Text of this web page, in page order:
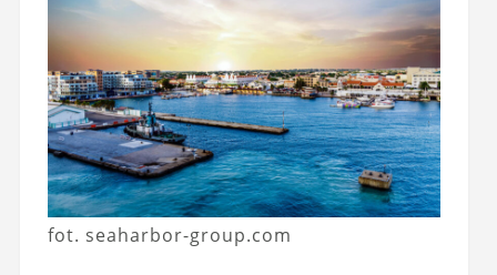
fot. seaharbor-group.com